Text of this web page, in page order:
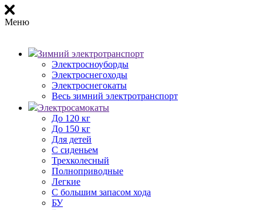
Меню
Зимний электротранспорт
Электросноуборды
Электроснегоходы
Электроснегокаты
Весь зимний электротранспорт
Электросамокаты
До 120 кг
До 150 кг
Для детей
С сиденьем
Трехколесный
Полноприводные
Легкие
С большим запасом хода
БУ